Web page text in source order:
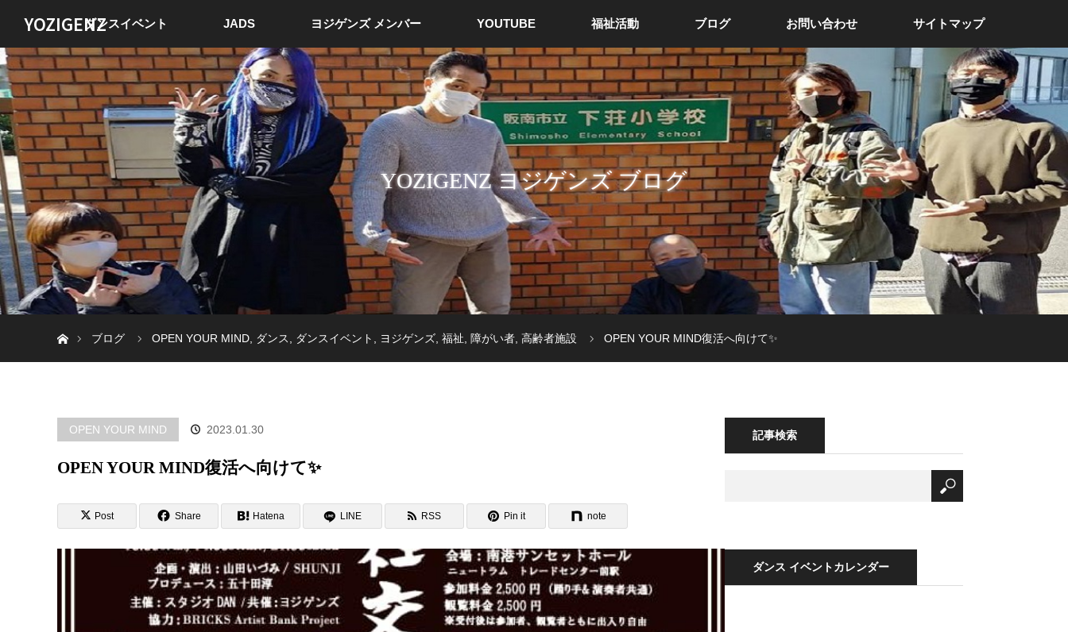
YOZIGENZダンスイベント JADS ヨジゲンズ メンバー YOUTUBE 福祉活動 ブログ お問い合わせ サイトマップ
YOZIGENZ ヨジゲンズ ブログ
ブログ
OPEN YOUR MIND ダンス ダンスイベント ヨジゲンズ 福祉 障がい者 高齢者施設 OPEN YOUR MIND復活へ向けて✨
OPEN YOUR MIND 2023.01.30
OPEN YOUR MIND復活へ向けて✨
Post Share Hatena LINE RSS Pin it note
記事検索
ダンス イベントカレンダー